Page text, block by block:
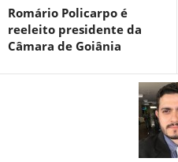
Romário Policarpo é
reeleito presidente da
Câmara de Goiânia